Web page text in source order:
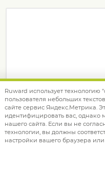
Ruward использует
пользователя небольших
сайте сервис Яндекс.Метрика.
идентифицировать вас, однако
нашего сайта. Если вы не
технологии, вы должны
настройки вашего браузера